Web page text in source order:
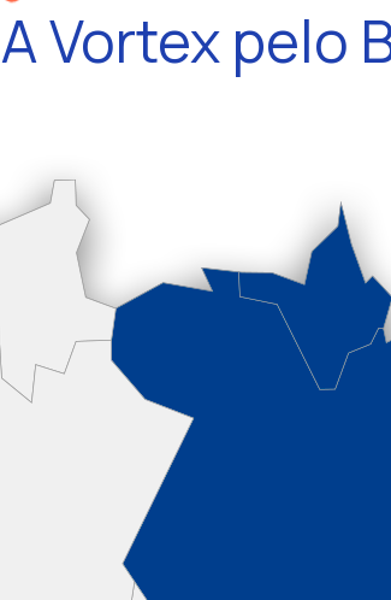
A Vortex pelo